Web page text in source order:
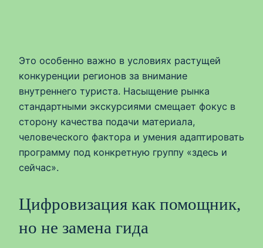
Это особенно важно в условиях растущей
конкуренции регионов за внимание
внутреннего туриста. Насыщение рынка
стандартными экскурсиями смещает фокус в
сторону качества подачи материала,
человеческого фактора и умения адаптировать
программу под конкретную группу «здесь и
сейчас».
Цифровизация как помощник,
но не замена гида